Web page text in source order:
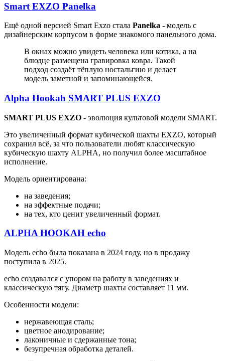
Smart EXZO Panelka
Ещё одной версией Smart Exzo стала Panelka - модель с
дизайнерским корпусом в форме знакомого панельного дома.
В окнах можно увидеть человека или котика, а на
блюдце размещена гравировка ковра. Такой
подход создаёт тёплую ностальгию и делает
модель заметной и запоминающейся.
Alpha Hookah SMART PLUS EXZO
SMART PLUS EXZO - эволюция культовой модели SMART.
Это увеличенный формат кубической шахты EXZO, который
сохранил всё, за что пользователи любят классическую
кубическую шахту ALPHA, но получил более масштабное
исполнение.
Модель ориентирована:
на заведения;
на эффектные подачи;
на тех, кто ценит увеличенный формат.
ALPHA HOOKAH echo
Модель echo была показана в 2024 году, но в продажу
поступила в 2025.
echo создавался с упором на работу в заведениях и
классическую тягу. Диаметр шахты составляет 11 мм.
Особенности модели:
нержавеющая сталь;
цветное анодирование;
лаконичные и сдержанные тона;
безупречная обработка деталей.